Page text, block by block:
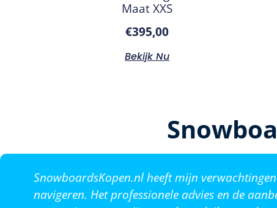
Maat XXS
€395,00
Bekijk Nu
SnowboardsKopen.nl heeft mijn
navigeren. Het professionele advies en de